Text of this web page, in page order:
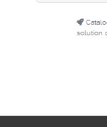
solution